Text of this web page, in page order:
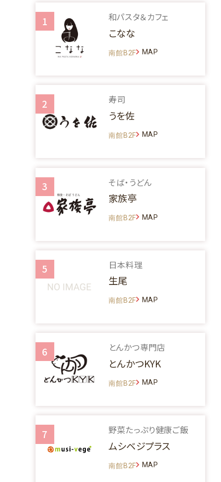
1 和パスタ＆カフェ
こなな
南館B2F MAP
2 寿司
うを佐
南館B2F MAP
3 そば・うどん
家族亭
南館B2F MAP
5 日本料理
生尾
南館B2F MAP
6 とんかつ専門店
とんかつKYK
南館B2F MAP
7 野菜たっぷり健康ご飯
ムシベジプラス
南館B2F MAP